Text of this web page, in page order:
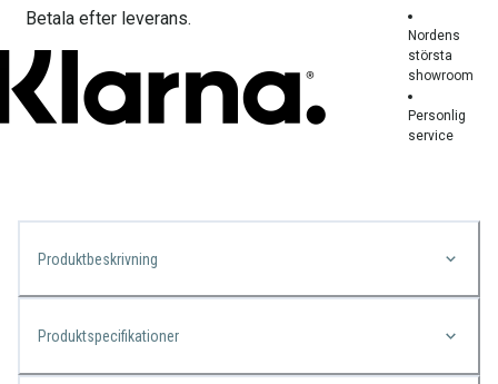
Betala efter leverans.
Nordens
största
showroom
Personlig
service
Produktbeskrivning
Produktspecifikationer